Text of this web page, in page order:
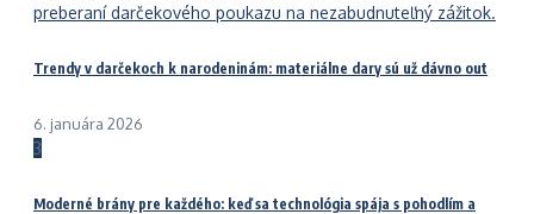
Trendy v darčekoch k narodeninám: materiálne dary sú už dávno out
6. januára 2026
3
Moderné brány pre každého: keď sa technológia spája s pohodlím a